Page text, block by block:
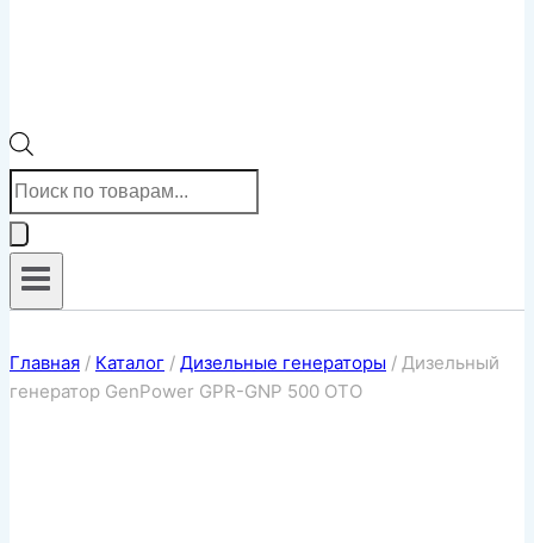
Поиск
товаров
Главная / Каталог / Дизельные генераторы / Дизельный
генератор GenPower GPR-GNP 500 OTO